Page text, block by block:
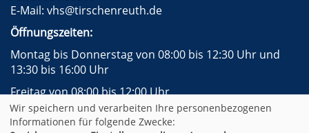
E-Mail: vhs@tirschenreuth.de
Öffnungszeiten:
Montag bis Donnerstag von 08:00 bis 12:30 Uhr und
13:30 bis 16:00 Uhr
Freitag von 08:00 bis 12:00 Uhr
Facebook
Instagram
Impressum
AGB
Wir speichern und verarbeiten Ihre personenbezogenen
Informationen für folgende Zwecke: